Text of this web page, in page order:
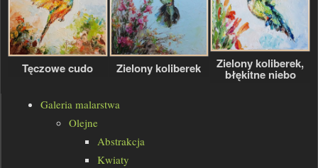
Tęczowe cudo Zielony koliberek Zielony koliberek,
błękitne niebo
Galeria malarstwa
Olejne
Abstrakcja
Kwiaty